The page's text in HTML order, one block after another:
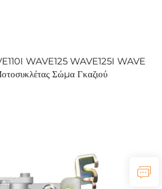
WAVE125 WAVE125I WAVE
Σώμα Γκαζιού